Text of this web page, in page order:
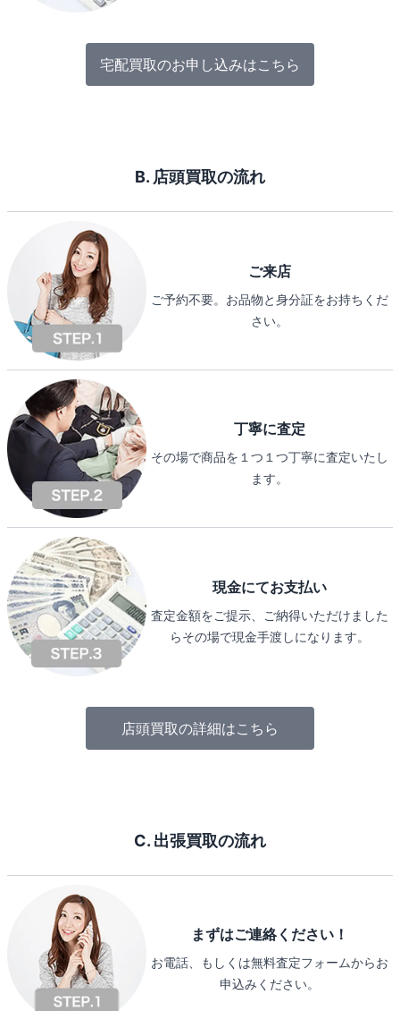
宅配買取のお申し込みはこちら
B. 店頭買取の流れ
ご来店
ご予約不要。お品物と身分証をお持ちくだ
さい。
丁寧に査定
その場で商品を１つ１つ丁寧に査定いたし
ます。
現金にてお支払い
査定金額をご提示、ご納得いただけました
らその場で現金手渡しになります。
店頭買取の詳細はこちら
C. 出張買取の流れ
まずはご連絡ください！
お電話、もしくは無料査定フォームからお
申込みください。